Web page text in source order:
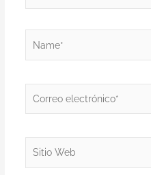
electrónico*
Web